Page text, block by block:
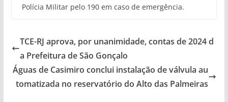
Polícia Militar pelo 190 em caso de emergência.
TCE-RJ aprova, por unanimidade, contas de 2024 d
a Prefeitura de São Gonçalo
Águas de Casimiro conclui instalação de válvula au
tomatizada no reservatório do Alto das Palmeiras